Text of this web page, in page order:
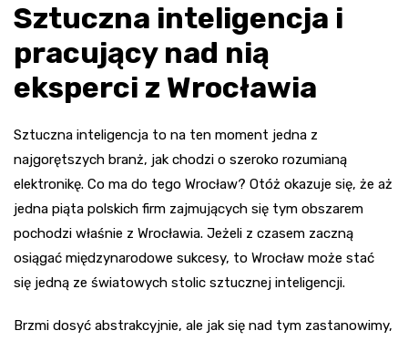
Sztuczna inteligencja i
pracujący nad nią
eksperci z Wrocławia
Sztuczna inteligencja to na ten moment jedna z
najgorętszych branż, jak chodzi o szeroko rozumianą
elektronikę. Co ma do tego Wrocław? Otóż okazuje się, że aż
jedna piąta polskich firm zajmujących się tym obszarem
pochodzi właśnie z Wrocławia. Jeżeli z czasem zaczną
osiągać międzynarodowe sukcesy, to Wrocław może stać
się jedną ze światowych stolic sztucznej inteligencji.
Brzmi dosyć abstrakcyjnie, ale jak się nad tym zastanowimy,